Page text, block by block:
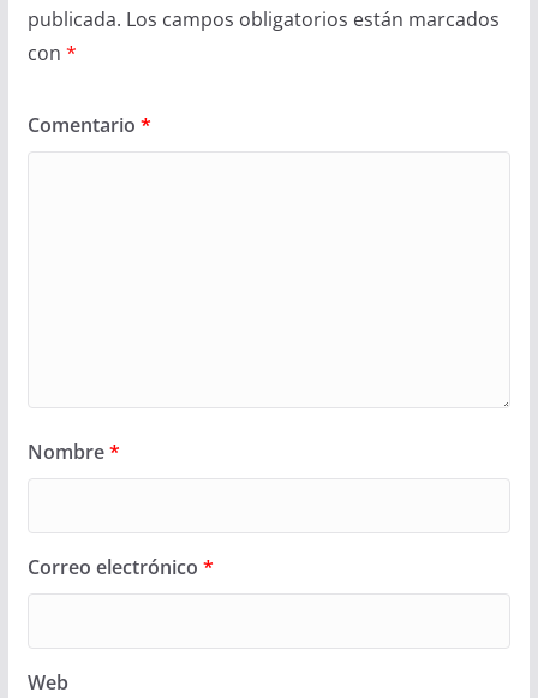
publicada. Los campos obligatorios están marcados
con *
Comentario *
Nombre*
Correo electrónico *
Web